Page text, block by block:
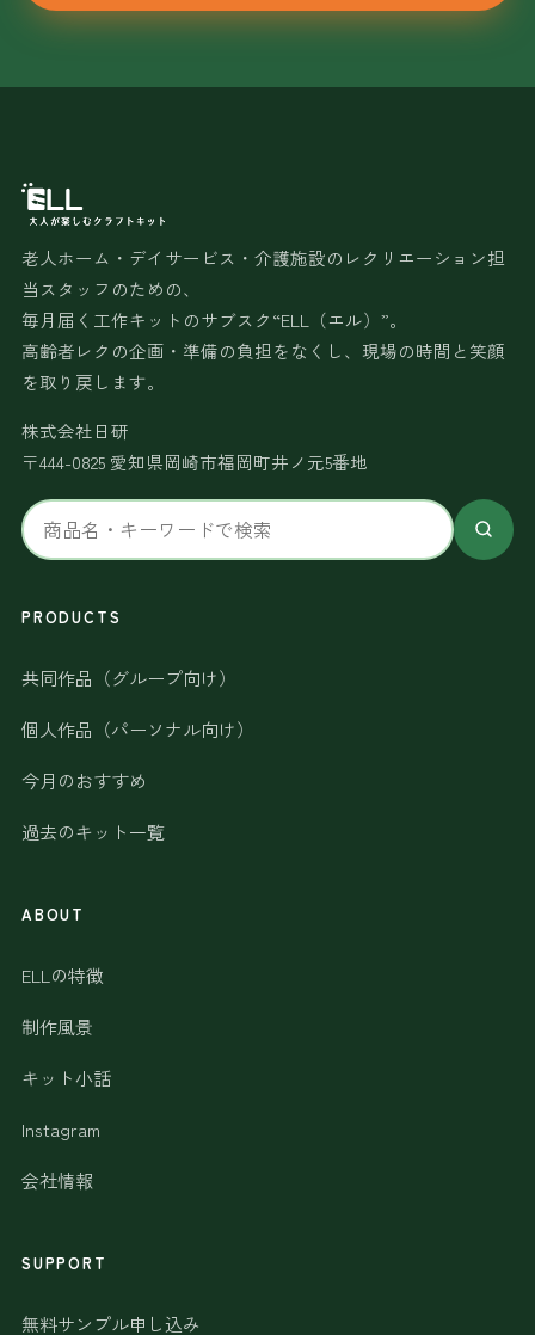
老人ホーム・デイサービス・介護施設のレクリエーション担
当スタッフのための、
毎月届く工作キットのサブスク“ELL（エル）”。
高齢者レクの企画・準備の負担をなくし、現場の時間と笑顔
を取り戻します。
株式会社日研
〒444-0825 愛知県岡崎市福岡町井ノ元5番地
サ
イ
内
索
PRODUCTS
共同作品（グループ向け）
個人作品（パーソナル向け）
今月のおすすめ
過去のキット一覧
ABOUT
ELLの特徴
制作風景
キット小話
Instagram
会社情報
SUPPORT
無料サンプル申し込み